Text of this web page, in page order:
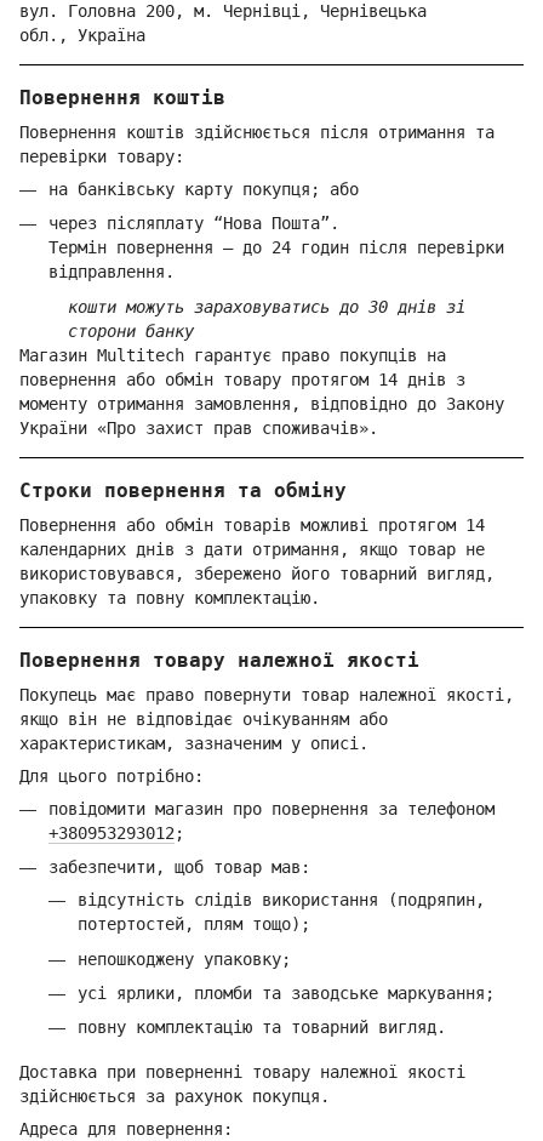
вул. Головна 200, м. Чернівці, Чернівецька
обл., Україна
Повернення коштів
Повернення коштів здійснюється після отримання та
перевірки товару:
на банківську карту покупця; або
через післяплату “Нова Пошта”.
Термін повернення — до 24 годин після перевірки
відправлення.
кошти можуть зараховуватись до 30 днів зі
сторони банку
Магазин Multitech гарантує право покупців на
повернення або обмін товару протягом 14 днів з
моменту отримання замовлення, відповідно до Закону
України «Про захист прав споживачів».
Строки повернення та обміну
Повернення або обмін товарів можливі протягом 14
календарних днів з дати отримання, якщо товар не
використовувався, збережено його товарний вигляд,
упаковку та повну комплектацію.
Повернення товару належної якості
Покупець має право повернути товар належної якості,
якщо він не відповідає очікуванням або
характеристикам, зазначеним у описі.
Для цього потрібно:
повідомити магазин про повернення за телефоном
+380953293012 ;
забезпечити, щоб товар мав:
відсутність слідів використання (подряпин,
потертостей, плям тощо);
непошкоджену упаковку;
усі ярлики, пломби та заводське маркування;
повну комплектацію та товарний вигляд.
Доставка при поверненні товару належної якості
здійснюється за рахунок покупця.
Адреса для повернення: